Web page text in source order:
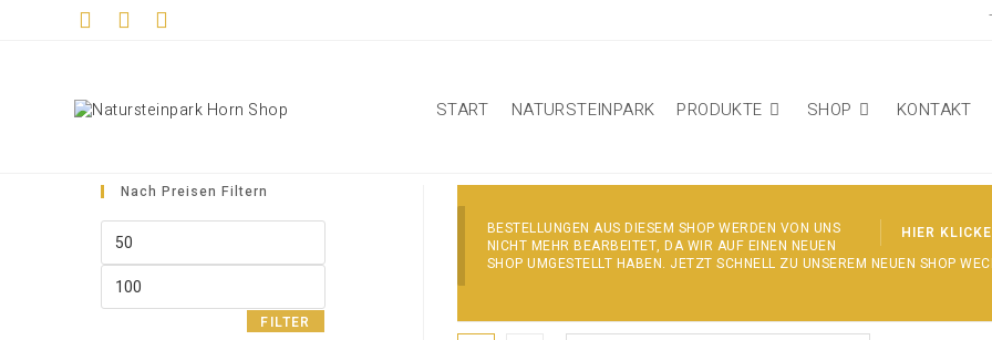
START NATURSTEINPARK PRODUKTE SHOP KONTAKT
HIER
BESTELLUNGEN AUS DIESEM SHOP WERDEN VON UNS
NICHT MEHR BEARBEITET, DA WIR AUF EINEN NEUEN
SHOP UMGESTELLT HABEN. JETZT SCHNELL ZU UNSEREM NEUEN SHOP
Nach Preisen Filtern
Min.
Preis
Max.
Preis
FILTER